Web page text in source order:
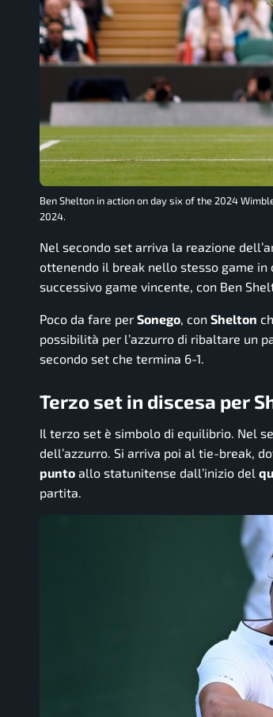
Ben Shelton in action on day six of the 2024
2024.
Nel secondo set arriva la reazione
ottenendo il break nello stesso game in
successivo game vincente, con Ben
Poco da fare per Sonego, con Shelton
possibilità per l’azzurro di ribaltare un
secondo set che termina 6-1.
Terzo set in discesa per
Il terzo set è simbolo di equilibrio. Nel
dell’azzurro. Si arriva poi al tie-break,
punto allo statunitense dall’inizio del
partita.